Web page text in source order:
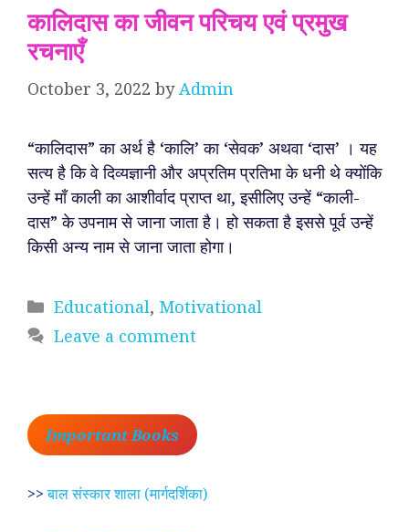
कालिदास का जीवन परिचय एवं प्रमुख
रचनाएँ
October 3, 2022 byAdmin
“कालिदास” का अर्थ है ‘कालि’ का ‘सेवक’ अथवा ‘दास’ । यह
सत्य है कि वे दिव्यज्ञानी और अप्रतिम प्रतिभा के धनी थे क्योंकि
उन्हें माँ काली का आशीर्वाद प्राप्त था, इसीलिए उन्हें “काली-
दास” के उपनाम से जाना जाता है। हो सकता है इससे पूर्व उन्हें
किसी अन्य नाम से जाना जाता होगा।
Categories
Educational, Motivational
Leave a comment
Important Books
>>बाल संस्कार शाला (मार्गदर्शिका)